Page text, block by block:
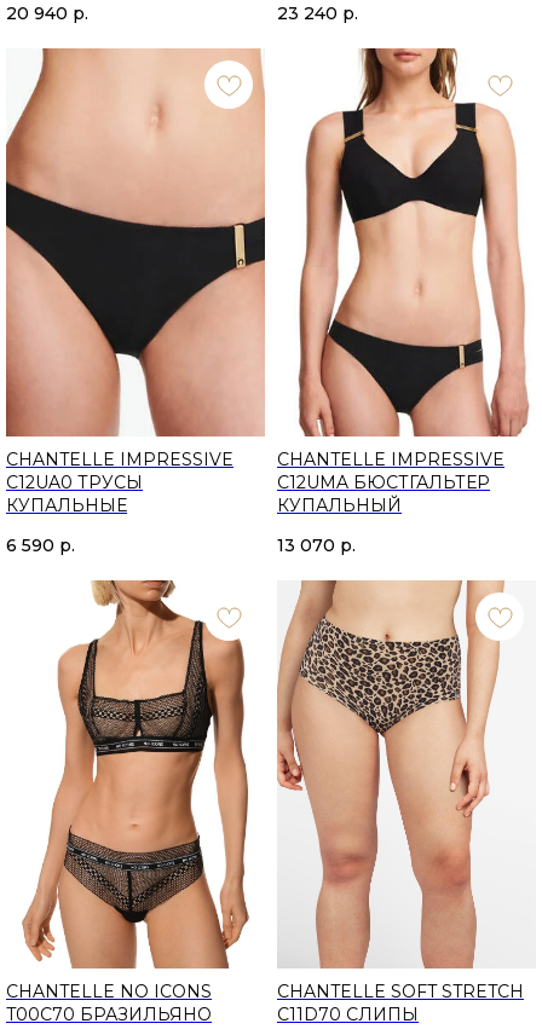
20 940 р.
23 240 р.
CHANTELLE IMPRESSIVE
C12UA0 ТРУСЫ
КУПАЛЬНЫЕ
6 590 р.
CHANTELLE IMPRESSIVE
C12UMA БЮСТГАЛЬТЕР
КУПАЛЬНЫЙ
13 070 р.
CHANTELLE NO ICONS
T00C70 БРАЗИЛЬЯНО
CHANTELLE SOFT STRETCH
C11D70 СЛИПЫ